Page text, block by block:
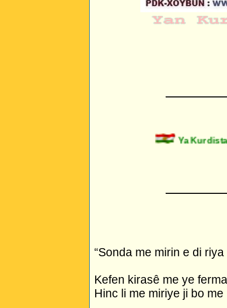
Ya
“Sonda me mirin e di
Kefen kirasê me ye
Hinc li me miriye ji bo